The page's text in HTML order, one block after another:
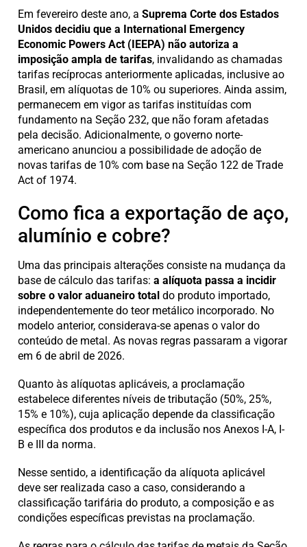
Em fevereiro deste ano, a Suprema Corte dos Estados
Unidos decidiu que a International Emergency
Economic Powers Act (IEEPA) não autoriza a
imposição ampla de tarifas, invalidando as chamadas
tarifas recíprocas anteriormente aplicadas, inclusive ao
Brasil, em alíquotas de 10% ou superiores. Ainda assim,
permanecem em vigor as tarifas instituídas com
fundamento na Seção 232, que não foram afetadas
pela decisão. Adicionalmente, o governo norte-
americano anunciou a possibilidade de adoção de
novas tarifas de 10% com base na Seção 122 de Trade
Act of 1974.
Como fica a exportação de aço,
alumínio e cobre?
Uma das principais alterações consiste na mudança da
base de cálculo das tarifas: a alíquota passa a incidir
sobre o valor aduaneiro total do produto importado,
independentemente do teor metálico incorporado. No
modelo anterior, considerava-se apenas o valor do
conteúdo de metal. As novas regras passaram a vigorar
em 6 de abril de 2026.
Quanto às alíquotas aplicáveis, a proclamação
estabelece diferentes níveis de tributação (50%, 25%,
15% e 10%), cuja aplicação depende da classificação
específica dos produtos e da inclusão nos Anexos I-A, I-
B e III da norma.
Nesse sentido, a identificação da alíquota aplicável
deve ser realizada caso a caso, considerando a
classificação tarifária do produto, a composição e as
condições específicas previstas na proclamação.